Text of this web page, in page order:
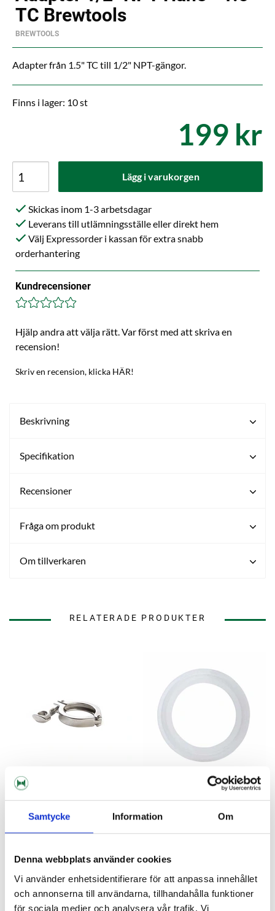
Samtycke Information Om
Denna webbplats använder cookies
Vi använder enhetsidentifierare för att anpassa innehållet
och annonserna till användarna, tillhandahålla funktioner
för sociala medier och analysera vår trafik. Vi
TC Brewtools
BREWTOOLS
Adapter från 1.5" TC till 1/2" NPT-gängor.
Finns i lager: 10 st
199 kr
Lägg i varukorgen
Skickas inom 1-3 arbetsdagar
Leverans till utlämningsställe eller direkt hem
Välj Expressorder i kassan för extra snabb
orderhantering
Kundrecensioner
Hjälp andra att välja rätt. Var först med att skriva en
recension!
Skriv en recension, klicka HÄR!
Beskrivning
Specifikation
Recensioner
Fråga om produkt
Om tillverkaren
RELATERADE PRODUKTER
99 kr 19 kr